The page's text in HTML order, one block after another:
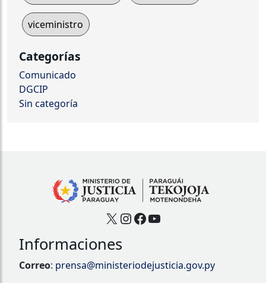
viceministro
Categorías
Comunicado
DGCIP
Sin categoría
X Instagram
Facebook
YouTube
Informaciones
Correo: prensa@ministeriodejusticia.gov.py